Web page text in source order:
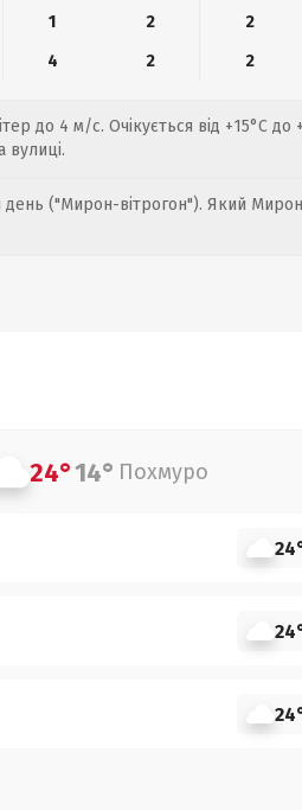
1 2 2
4 2 2
до 4 м/с. Очікується від +15°C до
вулиці.
день ("Мирон-вітрогон"). Який
24°14° Похмуро